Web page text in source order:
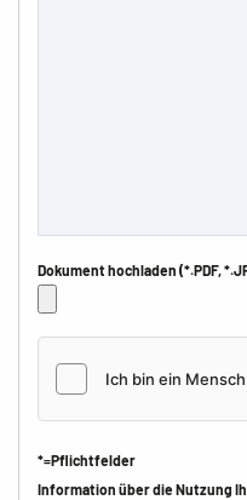
Dokument hochladen (*.PDF,
*=Pflichtfelder
Information über die Nutzung